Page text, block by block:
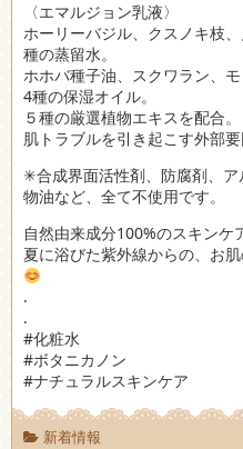
〈エマルジョン乳液〉
ホーリーバジル、クスノキ枝
種の蒸留水。
ホホバ種子油、スクワラン、
4種の保湿オイル。
５種の厳選植物エキスを配合。
肌トラブルを引き起こす外部要
✳︎合成界面活性剤、防腐剤、
物油など、全て不使用です。
自然由来成分100%のスキンケ
夏に浴びた紫外線からの、お
.
.
#化粧水
#ボタニカノン
#ナチュラルスキンケア
新着情報